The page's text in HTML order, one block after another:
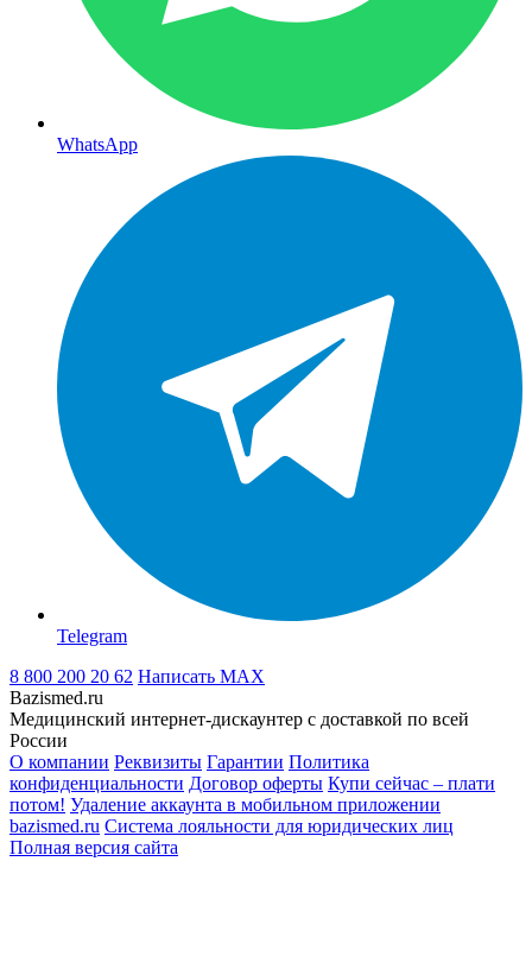
WhatsApp
Telegram
8 800 200 20 62 Написать MAX
Bazismed.ru
Медицинский интернет-дискаунтер с доставкой по всей
России
О компании Реквизиты Гарантии Политика
конфиденциальности Договор оферты Купи сейчас – плати
потом! Удаление аккаунта в мобильном приложении
bazismed.ru Система лояльности для юридических лиц
Полная версия сайта